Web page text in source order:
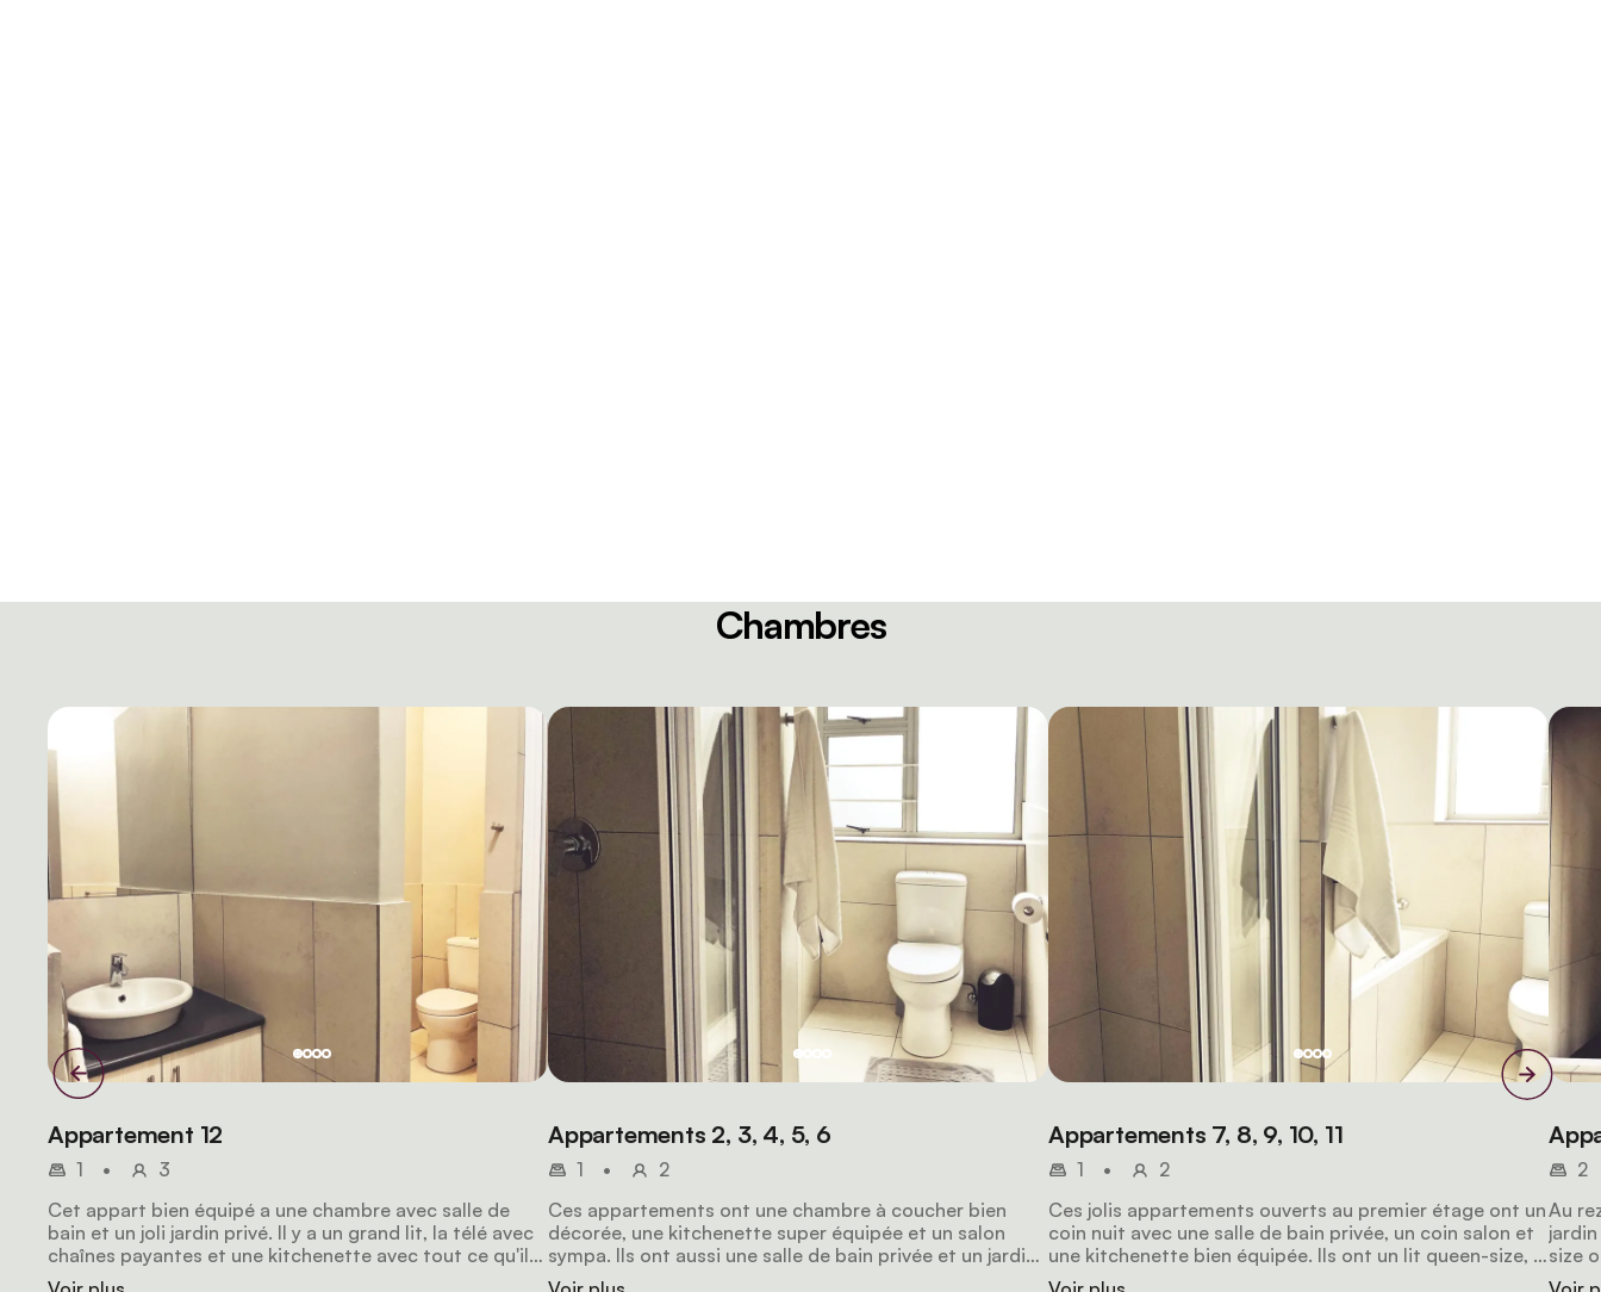
Chambres
Appartement 12
1 •
3
Cet appart bien équipé a une chambre avec salle de
bain et un joli jardin privé. Il y a un grand lit, la télé avec
chaînes payantes et une kitchenette avec tout ce qu'il
faut.
Appartements 2, 3, 4, 5, 6
1 •
2
Ces appartements ont une chambre à coucher bien
décorée, une kitchenette super équipée et un salon
sympa. Ils ont aussi une salle de bain privée et un jardin
privé. Tu y trouveras un grand lit queen size, tout ce
Appartements 7, 8, 9, 10, 11
1 •
2
Ces jolis appartements ouverts au premier étage ont un
coin nuit avec une salle de bain privée, un coin salon et
une kitchenette bien équipée. Ils ont un lit queen-size, la
télévision par satellite et un plateau/bouilloire.
2
Au
size
peut